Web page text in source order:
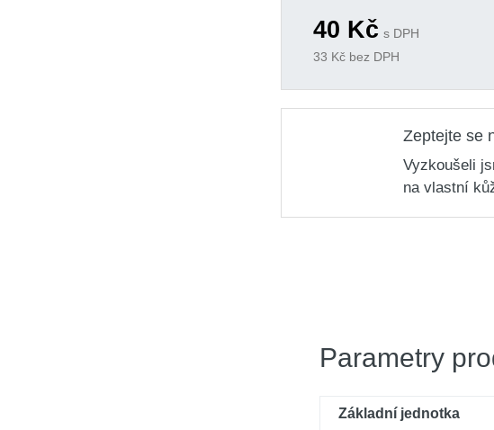
97 KčKód produktu: variant|S-
40 Kč s DPH
33 Kč bez DPH
Zeptejte se
Vyzkoušeli
na vlastní
Parametry
Základní jednotka